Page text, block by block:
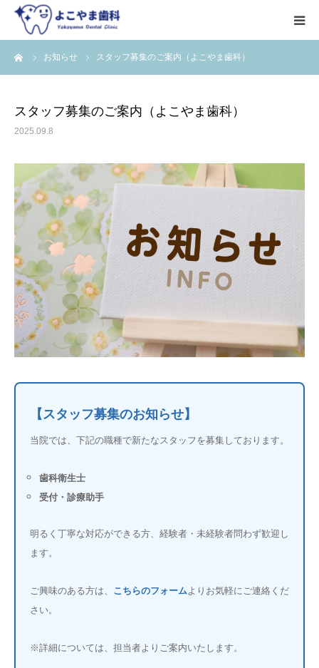
お知らせ スタッフ募集のご案内（よこやま歯科）
スタッフ募集のご案内（よこやま歯科）
2025.09.8
【スタッフ募集のお知らせ】
当院では、下記の職種で新たなスタッフを募集しております。
歯科衛生士
受付・診療助手
明るく丁寧な対応ができる方、経験者・未経験者問わず歓迎し
ます。
ご興味のある方は、 こちらのフォーム よりお気軽にご連絡くだ
さい。
※詳細については、担当者よりご案内いたします。
HOME
料金表
院長・スタッフ
アクセス
Q&A
お問合せ